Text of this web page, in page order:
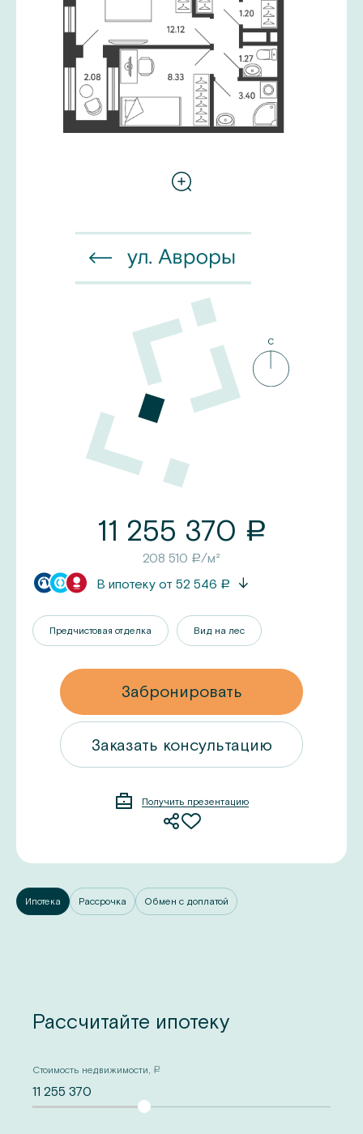
Получить презентацию
11 255 370 a
208 510 a/м²
В ипотеку от 52 546 a
Предчистовая отделка Вид на лес
Забронировать
Заказать консультацию
Ипотека Рассрочка Обмен с доплатой
Рассчитайте ипотеку
Стоимость недвижимости, a
11 255 370